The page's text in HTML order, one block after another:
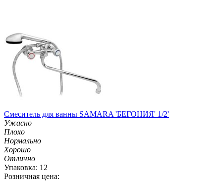
Смеситель для ванны SAMARA 'БЕГОНИЯ' 1/2'
Ужасно
Плохо
Нормально
Хорошо
Отлично
Упаковка: 12
Розничная цена: